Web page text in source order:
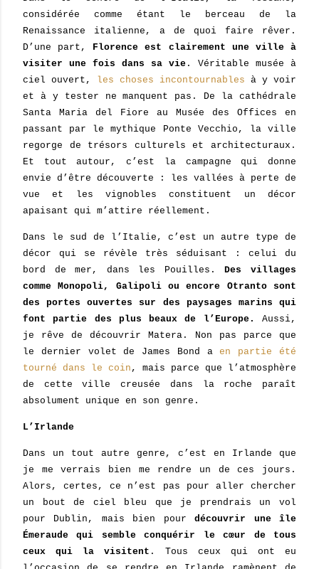
considérée comme étant le berceau de la
Renaissance italienne, a de quoi faire rêver.
D’une part,
Florence est clairement une ville à
visiter une fois dans sa vie . Véritable musée à
ciel ouvert, les choses incontournables à y voir
et à y tester ne manquent pas. De la cathédrale
Santa Maria del Fiore au Musée des Offices en
passant par le mythique Ponte Vecchio, la ville
regorge de trésors culturels et architecturaux.
Et tout autour, c’est la campagne qui donne
envie d’être découverte : les vallées à perte de
vue et les vignobles constituent un décor
apaisant qui m’attire réellement.
Dans le sud de l’Italie, c’est un autre type de
décor qui se révèle très séduisant : celui du
bord de mer, dans les Pouilles. Des villages
comme Monopoli, Galipoli ou encore Otranto sont
des portes ouvertes sur des paysages marins qui
font partie des plus beaux de l’Europe.
Aussi,
je rêve de découvrir Matera. Non pas parce que
le dernier volet de James Bond aen partie été
tourné dans le coin , mais parce que l’atmosphère
de cette ville creusée dans la roche paraît
absolument unique en son genre.
L’Irlande
Dans un tout autre genre, c’est en Irlande que
je me verrais bien me rendre un de ces jours.
Alors, certes, ce n’est pas pour aller chercher
un bout de ciel bleu que je prendrais un vol
pour Dublin, mais bien pourdécouvrir une île
Émeraude qui semble conquérir le cœur de tous
ceux qui la visitent . Tous ceux qui ont eu